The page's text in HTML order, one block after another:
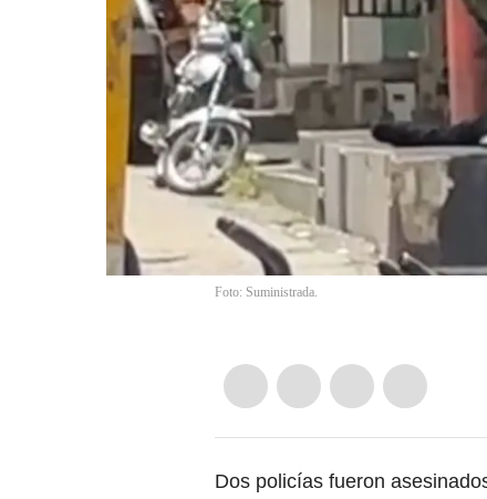
Foto: Suministrada.
Dos policías fueron